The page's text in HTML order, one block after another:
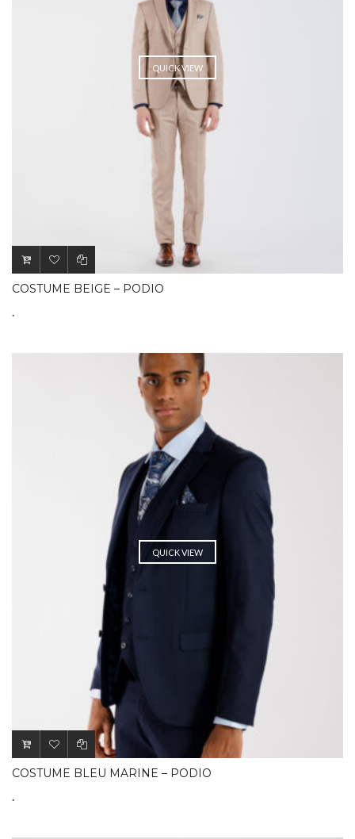
QUICK VIEW
COSTUME BEIGE – PODIO
.
QUICK VIEW
COSTUME BLEU MARINE – PODIO
.